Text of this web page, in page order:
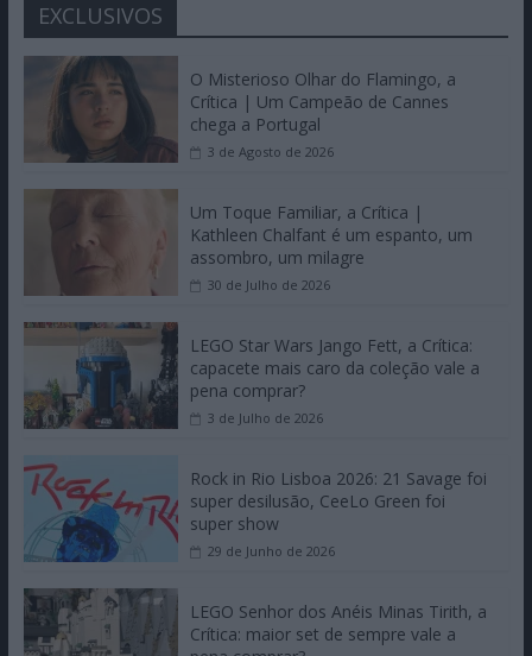
EXCLUSIVOS
O Misterioso Olhar do Flamingo, a
Crítica | Um Campeão de Cannes
chega a Portugal
3 de Agosto de 2026
Um Toque Familiar, a Crítica |
Kathleen Chalfant é um espanto, um
assombro, um milagre
30 de Julho de 2026
LEGO Star Wars Jango Fett, a Crítica:
capacete mais caro da coleção vale a
pena comprar?
3 de Julho de 2026
Rock in Rio Lisboa 2026: 21 Savage foi
super desilusão, CeeLo Green foi
super show
29 de Junho de 2026
LEGO Senhor dos Anéis Minas Tirith, a
Crítica: maior set de sempre vale a